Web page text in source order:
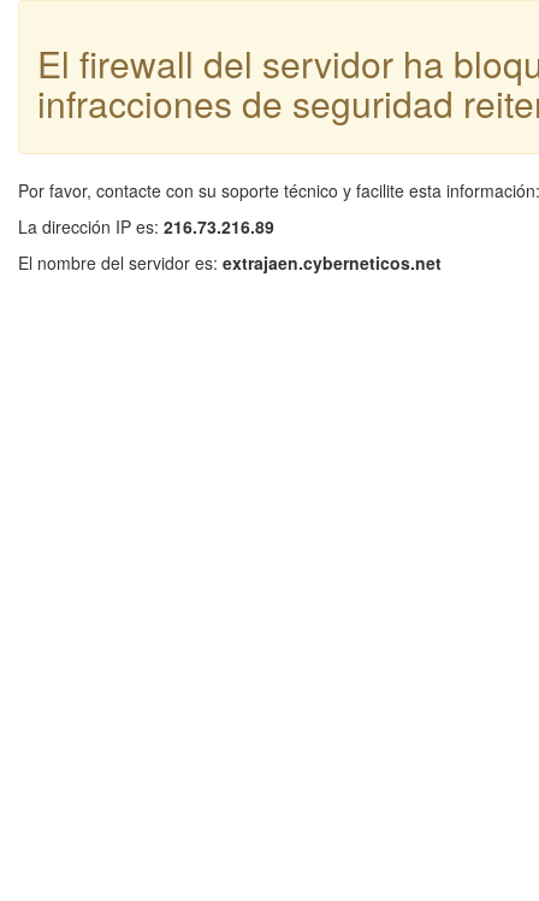
El firewall del servidor ha
infracciones de seguridad
Por favor, contacte con su soporte técnico y facilite esta información:
La dirección IP es: 216.73.216.89
El nombre del servidor es: extrajaen.cyberneticos.net